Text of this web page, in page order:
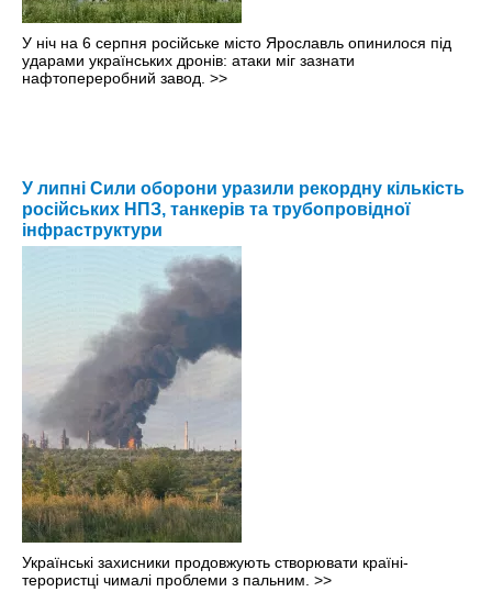
У ніч на 6 серпня російське місто Ярославль опинилося під
ударами українських дронів: атаки міг зазнати
нафтопереробний завод. >>
У липні Сили оборони уразили рекордну кількість
російських НПЗ, танкерів та трубопровідної
інфраструктури
Українські захисники продовжують створювати країні-
терористці чималі проблеми з пальним. >>